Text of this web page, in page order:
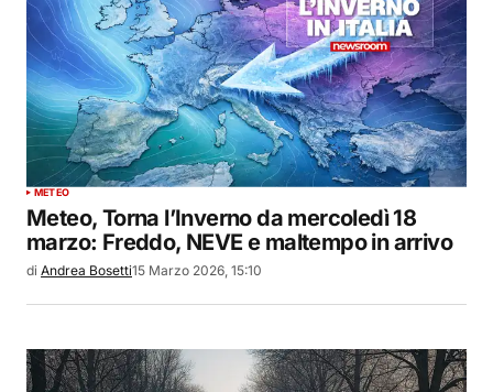
METEO
Meteo, Torna l’Inverno da mercoledì 18
marzo: Freddo, NEVE e maltempo in arrivo
di Andrea Bosetti15 Marzo 2026, 15:10